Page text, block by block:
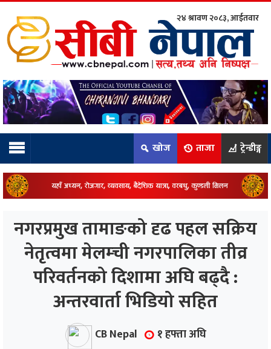
टिम:
२४ श्रावण २०८३, आईतवार
खोज ताजा ट्रेन्डीङ्ग
नगरप्रमुख तामाङको दृढ पहल सक्रिय
नेतृत्वमा मेलम्ची नगरपालिका तीव्र
परिवर्तनको दिशामा अघि बढ्दै :
अन्तरवार्ता भिडियो सहित
CB Nepal १ हफ्ता अघि